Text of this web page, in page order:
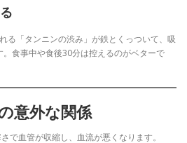
る「タンニンの渋み」が鉄とくっついて、吸
。食事中や食後30分は控えるのがベターで
意外な関係
で血管が収縮し、血流が悪くなります。